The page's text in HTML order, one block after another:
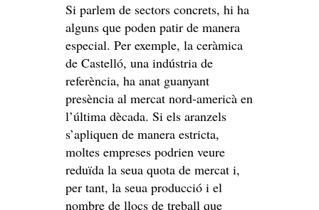
Si parlem de sectors concrets, hi ha
alguns que poden patir de manera
especial. Per exemple, la ceràmica
de Castelló, una indústria de
referència, ha anat guanyant
presència al mercat nord-americà en
l’última dècada. Si els aranzels
s’apliquen de manera estricta,
moltes empreses podrien veure
reduïda la seua quota de mercat i,
per tant, la seua producció i el
nombre de llocs de treball que